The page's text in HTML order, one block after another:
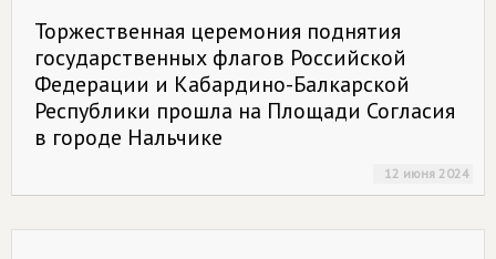
Торжественная церемония поднятия
государственных флагов Российской
Федерации и Кабардино-Балкарской
Республики прошла на Площади Согласия
в городе Нальчике
12 июня 2024